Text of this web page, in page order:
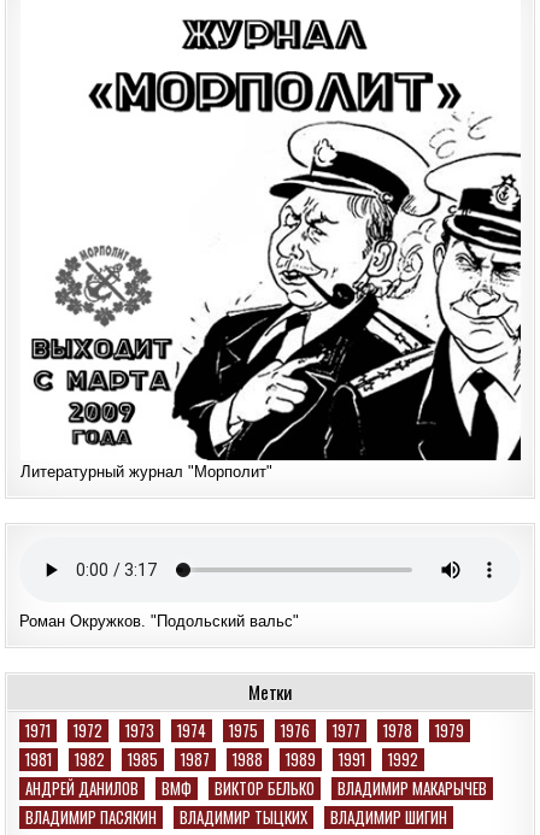
Литературный журнал "Морполит"
Роман Окружков. "Подольский вальс"
Метки
1971 1972 1973 1974 1975 1976 1977 1978
1979
1981
1982 1985 1987 1988 1989 1991
1992
АНДРЕЙ ДАНИЛОВ
ВМФ ВИКТОР БЕЛЬКО
ВЛАДИМИР МАКАРЫЧЕВ
ВЛАДИМИР ПАСЯКИН
ВЛАДИМИР ТЫЦКИХ
ВЛАДИМИР ШИГИН